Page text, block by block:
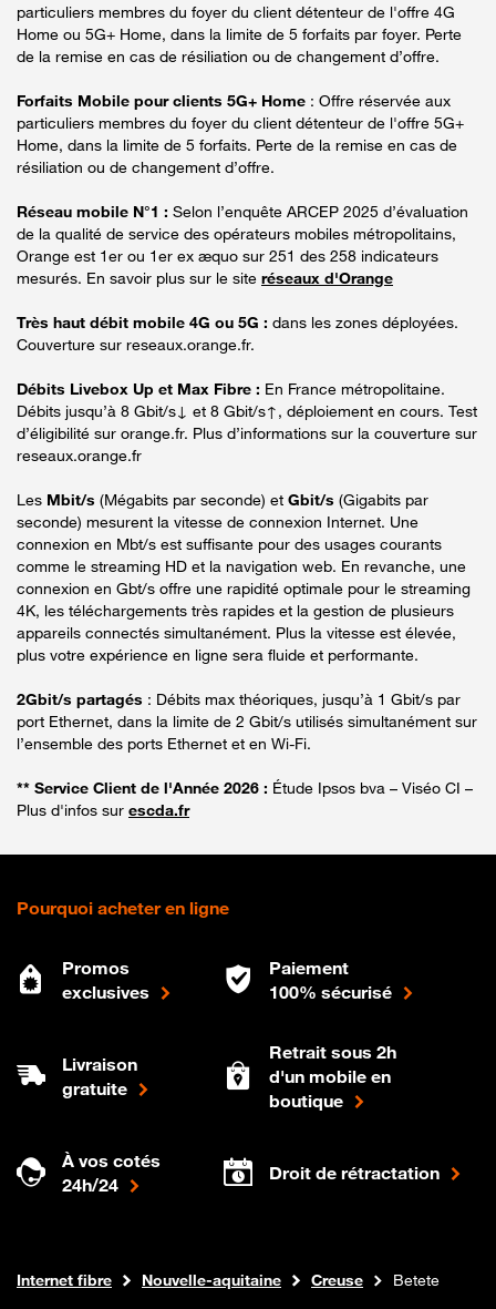
particuliers membres du foyer du client détenteur de l'offre 4G
Home ou 5G+ Home, dans la limite de 5 forfaits par foyer. Perte
de la remise en cas de résiliation ou de changement d’offre.
Forfaits Mobile pour clients 5G+ Home : Offre réservée aux
particuliers membres du foyer du client détenteur de l'offre 5G+
Home, dans la limite de 5 forfaits. Perte de la remise en cas de
résiliation ou de changement d’offre.
Réseau mobile N°1 : Selon l’enquête ARCEP 2025 d’évaluation
de la qualité de service des opérateurs mobiles métropolitains,
Orange est 1er ou 1er ex æquo sur 251 des 258 indicateurs
mesurés. En savoir plus sur le site réseaux d'Orange
Très haut débit mobile 4G ou 5G : dans les zones déployées.
Couverture sur reseaux.orange.fr.
Débits Livebox Up et Max Fibre : En France métropolitaine.
Débits jusqu’à 8 Gbit/s↓ et 8 Gbit/s↑, déploiement en cours. Test
d’éligibilité sur orange.fr. Plus d’informations sur la couverture sur
reseaux.orange.fr
Les Mbit/s (Mégabits par seconde) et Gbit/s (Gigabits par
seconde) mesurent la vitesse de connexion Internet. Une
connexion en Mbt/s est suffisante pour des usages courants
comme le streaming HD et la navigation web. En revanche, une
connexion en Gbt/s offre une rapidité optimale pour le streaming
4K, les téléchargements très rapides et la gestion de plusieurs
appareils connectés simultanément. Plus la vitesse est élevée,
plus votre expérience en ligne sera fluide et performante.
2Gbit/s partagés : Débits max théoriques, jusqu’à 1 Gbit/s par
port Ethernet, dans la limite de 2 Gbit/s utilisés simultanément sur
l’ensemble des ports Ethernet et en Wi-Fi.
** Service Client de l'Année 2026 : Étude Ipsos bva – Viséo CI –
Plus d'infos sur escda.fr
Pourquoi acheter en ligne
Promos
exclusives
Paiement
100% sécurisé
Livraison
gratuite
Retrait sous 2h
d'un mobile en
boutique
À vos cotés
24h/24
Droit de rétractation
Boutique Orange
Internet fibre Nouvelle-aquitaine Creuse Betete